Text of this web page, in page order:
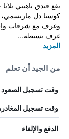
يقع فندق تاهيتي
كوستا دل
وغرف مع شرفات
غرف بسيطة...
المزيد
من الجيد أن تعلم
وقت تسجيل الصعود
وقت تسجيل
الدفع والإلغاء